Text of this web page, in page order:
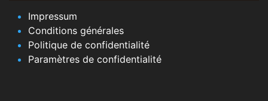
Impressum
Conditions générales
Politique de confidentialité
Paramètres de confidentialité